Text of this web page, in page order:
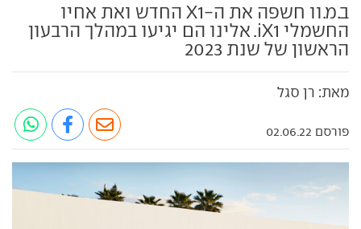
ב.מ.וו חשפה את ה-X1 החדש ואת אחיו
החשמלי iX1. אלינו הם יגיעו במהלך הרבעון
הראשון של שנת 2023
מאת: רן סגל
פורסם 02.06.22